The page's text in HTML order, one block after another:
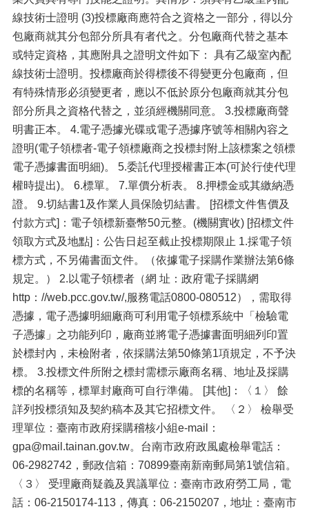
線技術士證明 (3)投標廠商應符合之資格之一部分，得以分
包廠商就其分包部分所具有者代之。分包廠商代替之基本
或特定資格，其應附具之證明文件如下： 具有乙級室內配
線技術士證明。投標廠商於得標後不得變更分包廠商，但
有特殊情形必須變更者，應以不低於原分包廠商就其分包
部分所具之資格代替之，並須經機關同意。 3.投標廠商聲
明書正本。 4.電子憑據光碟或電子憑據序號等相關內容之
證明(電子領標者-電子領標廠商之投標封附上該標案之領標
電子憑據書面明細)。 5.委託代理授權書正本(可於行使代理
權時提出)。 6.標單。 7.單價分析表。 8.押標金或其繳納憑
證。 9.切結書1及作業人員保險切結書。 [招標文件售價及
付款方式]：電子領標新臺幣50元整。(機關實收) [招標文件
領取方式及地點]：公告日起至截止投標期限止 1.採電子領
標方式，不另備書面文件。（依據電子採購作業辦法第6條
規定。） 2.以電子領標者（網 址：政府電子採購網
http：//web.pcc.gov.tw/,服務電話0800-080512），需取得
憑據，電子憑據明細廠商可利用電子領標系統中「檢驗電
子憑據」之功能列印，廠商並將電子憑據書面明細列印置
於標封內，未檢附者，依採購法第50條第1項規定，不予決
標。 3.投標文件所附之標封需標示廠商名稱、地址及採購
標的名稱等，標單封廠商可自行準備。 [其他]：〈１〉 餘
詳列投標須知及契約稿本及其它招標文件。 〈２〉 檢舉受
理單位：臺南市政府採購稽核小組e-mail：
gpa@mail.tainan.gov.tw。台南市政府政風處檢舉電話：
06-2982742，郵政信箱：70899臺南新南郵局第1號信箱。
〈３〉 受理廠商疑義及異議單位：臺南市政府勞工局，電
話：06-2150174-113，傳真：06-2150207，地址：臺南市